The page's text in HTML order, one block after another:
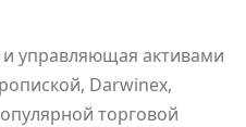
управляющая активами
Darwinex,
торговой